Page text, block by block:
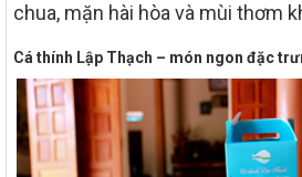
chua, mặn hài hòa và mùi thơm
Cá thính Lập Thạch – món ngon đặc